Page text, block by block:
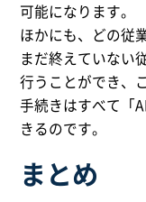
可能になります。
ほかにも、どの従
まだ終えていない
行うことができ、
手続きはすべて「
きるのです。
まとめ